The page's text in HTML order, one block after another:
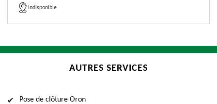
indisponible
AUTRES SERVICES
Pose de clôture Oron